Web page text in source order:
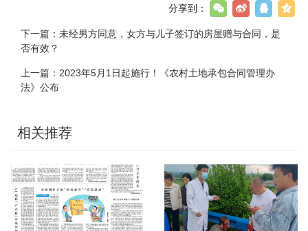
分享到：
下一篇： 未经男方同意，女方与儿子签订的房屋赠与合同，是
否有效？
上一篇： 2023年5月1日起施行！《农村土地承包合同管理办
法》公布
相关推荐